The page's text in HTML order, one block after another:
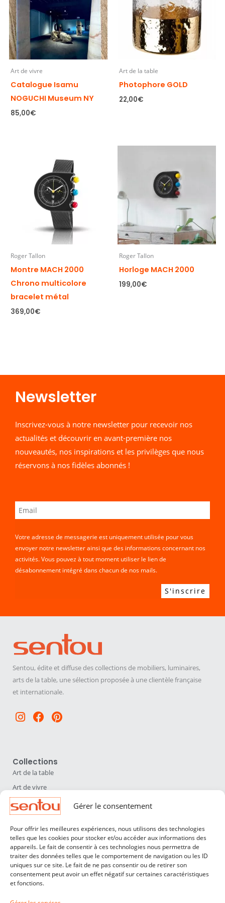
Gérer le consentement
Pour offrir les meilleures expériences, nous utilisons des technologies
telles que les cookies pour stocker et/ou accéder aux informations des
appareils. Le fait de consentir à ces technologies nous permettra de
traiter des données telles que le comportement de navigation ou les ID
uniques sur ce site. Le fait de ne pas consentir ou de retirer son
consentement peut avoir un effet négatif sur certaines caractéristiques
et fonctions.
Art de vivre
Catalogue Isamu
NOGUCHI Museum NY
85,00€
Art de la table
Photophore GOLD
22,00€
Roger Tallon
Montre MACH 2000
Chrono multicolore
bracelet métal
369,00€
Roger Tallon
Horloge MACH 2000
199,00€
Newsletter​
Inscrivez-vous à notre newsletter pour recevoir nos
actualités et découvrir en avant-première nos
nouveautés, nos inspirations et les privilèges que nous
réservons à nos fidèles abonnés !
Votre adresse de messagerie est uniquement utilisée pour vous
envoyer notre newsletter ainsi que des informations concernant nos
activités. Vous pouvez à tout moment utiliser le lien de
désabonnement intégré dans chacun de nos mails.
Sentou, édite et diffuse des collections de mobiliers, luminaires,
arts de la table, une sélection proposée à une clientèle française
et internationale.
Instagram
Facebook
Pinterest
Collections
Art de la table
Art de vivre
Déco
Luminaires
Mobilier
Sentou
Qui sommes nous ?
Nos designers